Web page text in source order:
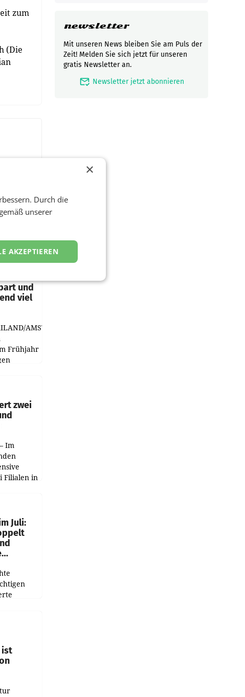
zum
(Die
und
viel
AMSTERDAM.
Frühjahr
zwei
Im
Filialen in
in
Juli:
als
ist
newsletter
Mit unseren News bleiben Sie am Puls der
Zeit! Melden Sie sich jetzt für unseren
gratis Newsletter an.
mark_email_read Newsletter jetzt abonnieren
×
Durch die
unserer
AKZEPTIEREN